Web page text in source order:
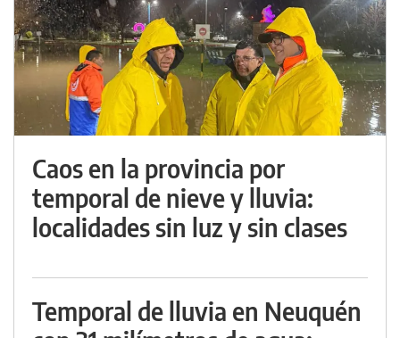
Caos en la provincia por
temporal de nieve y lluvia:
localidades sin luz y sin clases
Temporal de lluvia en Neuquén